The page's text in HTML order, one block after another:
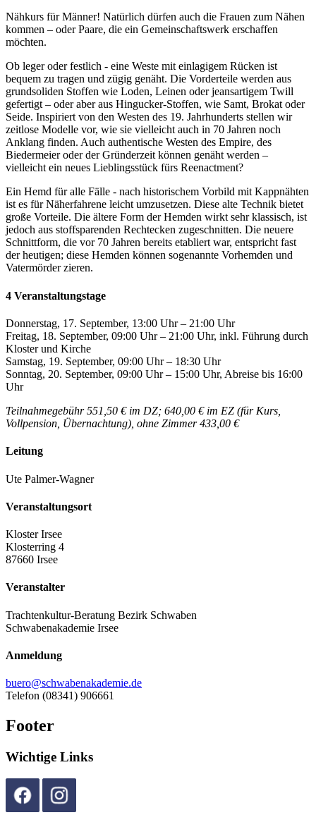
Nähkurs für Männer! Natürlich dürfen auch die Frauen zum Nähen
kommen – oder Paare, die ein Gemeinschaftswerk erschaffen
möchten.
Ob leger oder festlich - eine Weste mit einlagigem Rücken ist
bequem zu tragen und zügig genäht. Die Vorderteile werden aus
grundsoliden Stoffen wie Loden, Leinen oder jeansartigem Twill
gefertigt – oder aber aus Hingucker-Stoffen, wie Samt, Brokat oder
Seide. Inspiriert von den Westen des 19. Jahrhunderts stellen wir
zeitlose Modelle vor, wie sie vielleicht auch in 70 Jahren noch
Anklang finden. Auch authentische Westen des Empire, des
Biedermeier oder der Gründerzeit können genäht werden –
vielleicht ein neues Lieblingsstück fürs Reenactment?
Ein Hemd für alle Fälle - nach historischem Vorbild mit Kappnähten
ist es für Näherfahrene leicht umzusetzen. Diese alte Technik bietet
große Vorteile. Die ältere Form der Hemden wirkt sehr klassisch, ist
jedoch aus stoffsparenden Rechtecken zugeschnitten. Die neuere
Schnittform, die vor 70 Jahren bereits etabliert war, entspricht fast
der heutigen; diese Hemden können sogenannte Vorhemden und
Vatermörder zieren.
4 Veranstaltungstage
Donnerstag, 17. September, 13:00 Uhr – 21:00 Uhr
Freitag, 18. September, 09:00 Uhr – 21:00 Uhr, inkl. Führung durch
Kloster und Kirche
Samstag, 19. September, 09:00 Uhr – 18:30 Uhr
Sonntag, 20. September, 09:00 Uhr – 15:00 Uhr, Abreise bis 16:00
Uhr
Teilnahmegebühr 551,50 € im DZ; 640,00 € im EZ (für Kurs,
Vollpension, Übernachtung), ohne Zimmer 433,00 €
Leitung
Ute Palmer-Wagner
Veranstaltungsort
Kloster Irsee
Klosterring 4
87660 Irsee
Veranstalter
Trachtenkultur-Beratung Bezirk Schwaben
Schwabenakademie Irsee
Anmeldung
buero@schwabenakademie.de
Telefon (08341) 906661
Footer
Wichtige Links